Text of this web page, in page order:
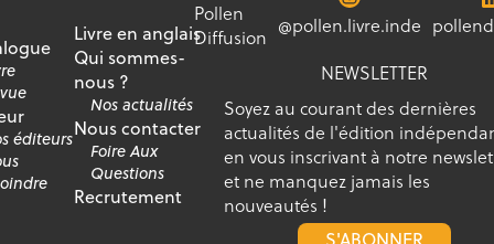
éditeurs
Livre en anglais
Qui sommes-
nous ?
Nos actualités
Nous contacter
Foire Aux
Questions
Recrutement
Pollen
Diffusion @pollen.livre.inde
NEWSLETTER
Soyez au courant des dernières
actualités de l'édition
en vous inscrivant à notre
et ne manquez jamais les
nouveautés !
S'ABONNER